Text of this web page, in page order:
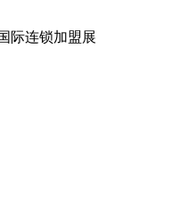
际连锁加盟展